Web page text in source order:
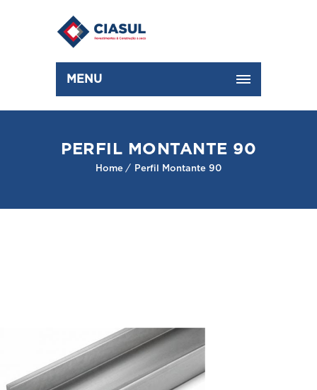
MENU
PERFIL MONTANTE 90
Home Perfil Montante 90